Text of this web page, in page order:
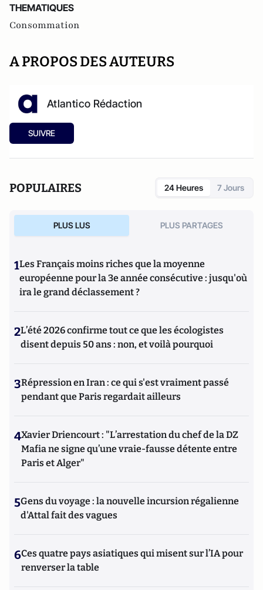
THEMATIQUES
Consommation
A PROPOS DES AUTEURS
Atlantico Rédaction
SUIVRE
POPULAIRES 24 Heures 7 Jours
PLUS LUS PLUS PARTAGES
1Les Français moins riches que la moyenne
européenne pour la 3e année consécutive : jusqu'où
ira le grand déclassement ?
2L’été 2026 confirme tout ce que les écologistes
disent depuis 50 ans : non, et voilà pourquoi
3Répression en Iran : ce qui s'est vraiment passé
pendant que Paris regardait ailleurs
4Xavier Driencourt : "L’arrestation du chef de la DZ
Mafia ne signe qu’une vraie-fausse détente entre
Paris et Alger"
5Gens du voyage : la nouvelle incursion régalienne
d'Attal fait des vagues
6Ces quatre pays asiatiques qui misent sur l’IA pour
renverser la table